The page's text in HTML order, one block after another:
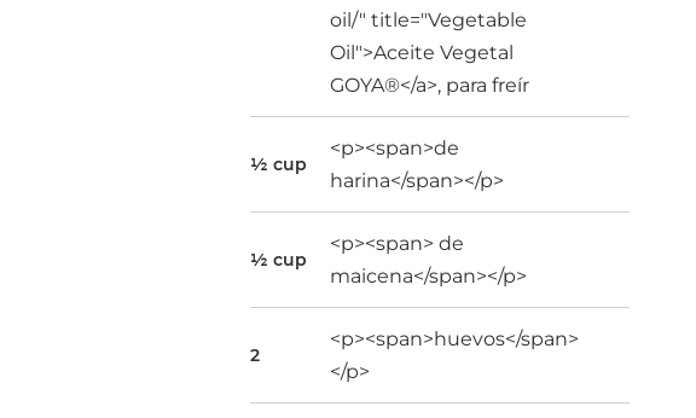
oil/" title="Vegetable
Oil">Aceite Vegetal
GOYA®</a>, para freír
½ cup
<p><span>de
harina</span></p>
½ cup
<p><span> de
maicena</span></p>
2
<p><span>huevos</span>
</p>